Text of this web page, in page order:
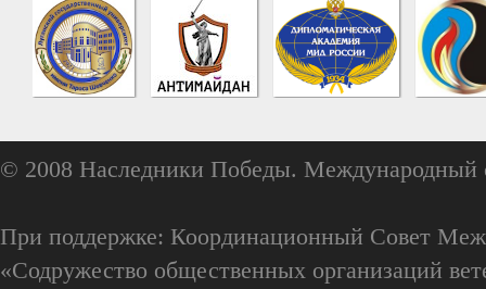
© 2008 Наследники Победы. Международный
При поддержке: Координационный Совет
«Содружество общественных организаций